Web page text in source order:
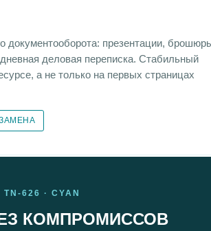
презентации,
деловая переписка. Стабильный
а не только на первых страницах
TN-626 · CYAN
КОМПРОМИССОВ